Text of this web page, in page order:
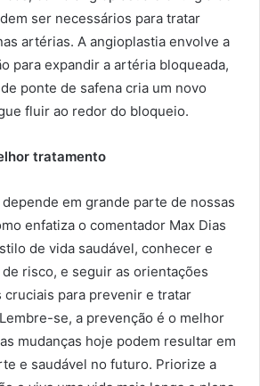
ser necessários para tratar
artérias. A angioplastia envolve a
para expandir a artéria bloqueada,
ponte de safena cria um novo
fluir ao redor do bloqueio.
tratamento
em grande parte de nossas
enfatiza o comentador Max Dias
de vida saudável, conhecer e
risco, e seguir as orientações
cruciais para prevenir e tratar
se, a prevenção é o melhor
mudanças hoje podem resultar em
e saudável no futuro. Priorize a